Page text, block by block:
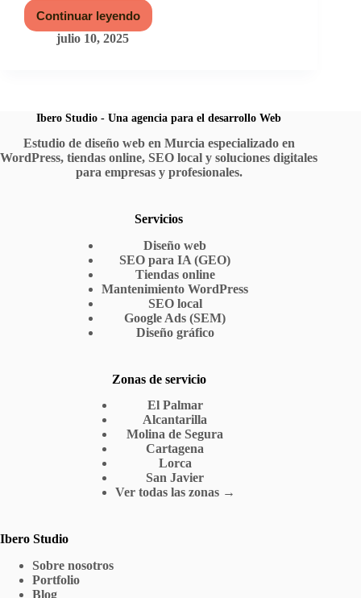
Continuar leyendo
Cómo
configurar
campañas
perder
en
2025
julio 10, 2025
Ibero Studio - Una agencia para el desarrollo Web
Estudio de diseño web en Murcia especializado en
WordPress, tiendas online, SEO local y soluciones digitales
para empresas y profesionales.
Servicios
Diseño web
SEO para IA (GEO)
Tiendas online
Mantenimiento WordPress
SEO local
Google Ads (SEM)
Diseño gráfico
Zonas de servicio
El Palmar
Alcantarilla
Molina de Segura
Cartagena
Lorca
San Javier
Ver todas las zonas →
Ibero Studio
Sobre nosotros
Portfolio
Blog